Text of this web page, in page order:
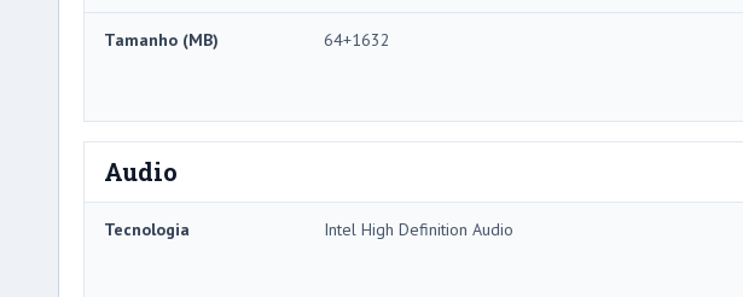
Tamanho (MB) 64+1632
Audio
Tecnologia Intel High Definition Audio